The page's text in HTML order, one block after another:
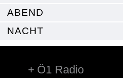
ABEND
NACHT
Ö1 Radio